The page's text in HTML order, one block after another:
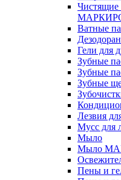
Чистящие
Ватные
Гели для
Зубные
Зубные
Зубные
Лезвия
Мусс для
Мыло
Мыло
Пены и